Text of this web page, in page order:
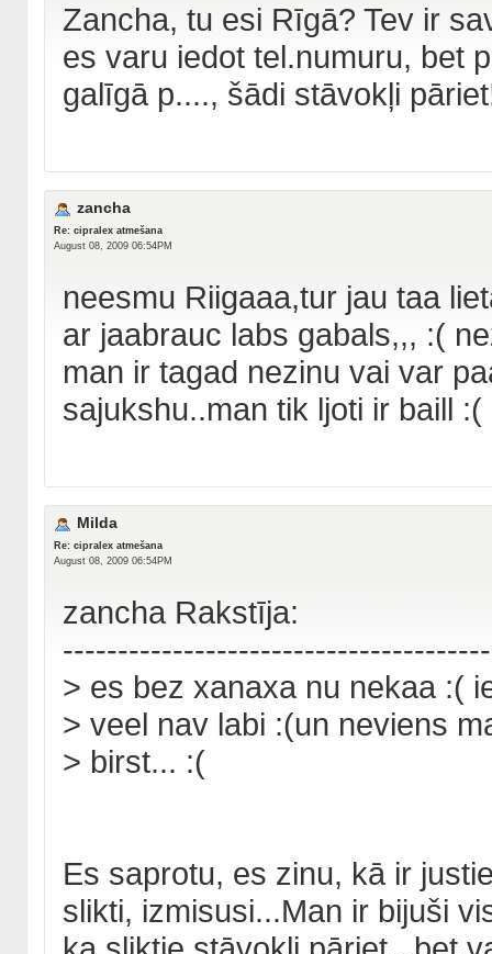
Zancha, tu esi Rīgā? Tev ir
es varu iedot tel.numuru, bet
galīgā p...., šādi stāvokļi
zancha
Re: cipralex atmešana
August 08, 2009 06:54PM
neesmu Riigaaa,tur jau taa
ar jaabrauc labs gabals,,, :(
man ir tagad nezinu vai var
sajukshu..man tik ljoti ir baill :(
Milda
Re: cipralex atmešana
August 08, 2009 06:54PM
zancha Rakstīja:
> es bez xanaxa nu nekaa :(
> veel nav labi :(un neviens
> birst... :(
Es saprotu, es zinu, kā ir
slikti, izmisusi...Man ir bijuši